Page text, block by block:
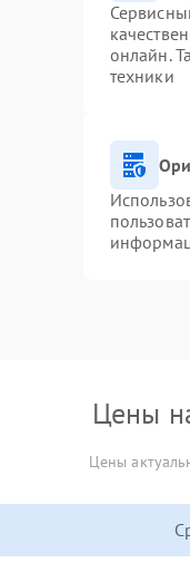
онлайн.
техники
Цены
Цены